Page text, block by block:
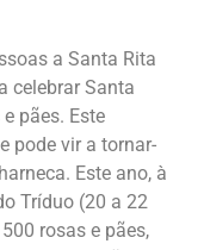
a Santa Rita
celebrar Santa
pães. Este
pode vir a tornar-
Este ano, à
Tríduo (20 a 22
rosas e pães,